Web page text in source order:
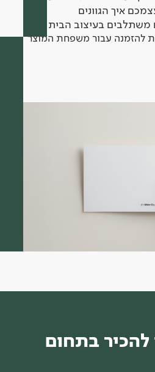
איך הגוונים
בעיצוב הבית.
להזמנה עבור משפחת המוצר
בתחום